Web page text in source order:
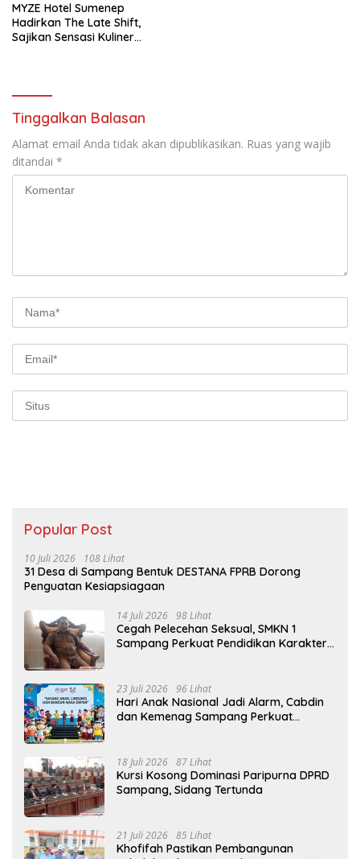
MYZE Hotel Sumenep
Hadirkan The Late Shift,
Sajikan Sensasi Kuliner
Tinggalkan Balasan
Alamat email Anda tidak akan dipublikasikan. Ruas yang wajib
ditandai *
Popular Post
10 Juli 2026 108 Lihat
31 Desa di Sampang Bentuk DESTANA FPRB Dorong
Penguatan Kesiapsiagaan
14 Juli 2026 98 Lihat
Cegah Pelecehan Seksual, SMKN 1
Sampang Perkuat Pendidikan Karakter
23 Juli 2026 96 Lihat
Hari Anak Nasional Jadi Alarm, Cabdin
dan Kemenag Sampang Perkuat
18 Juli 2026 87 Lihat
Kursi Kosong Dominasi Paripurna DPRD
Sampang, Sidang Tertunda
21 Juli 2026 85 Lihat
Khofifah Pastikan Pembangunan